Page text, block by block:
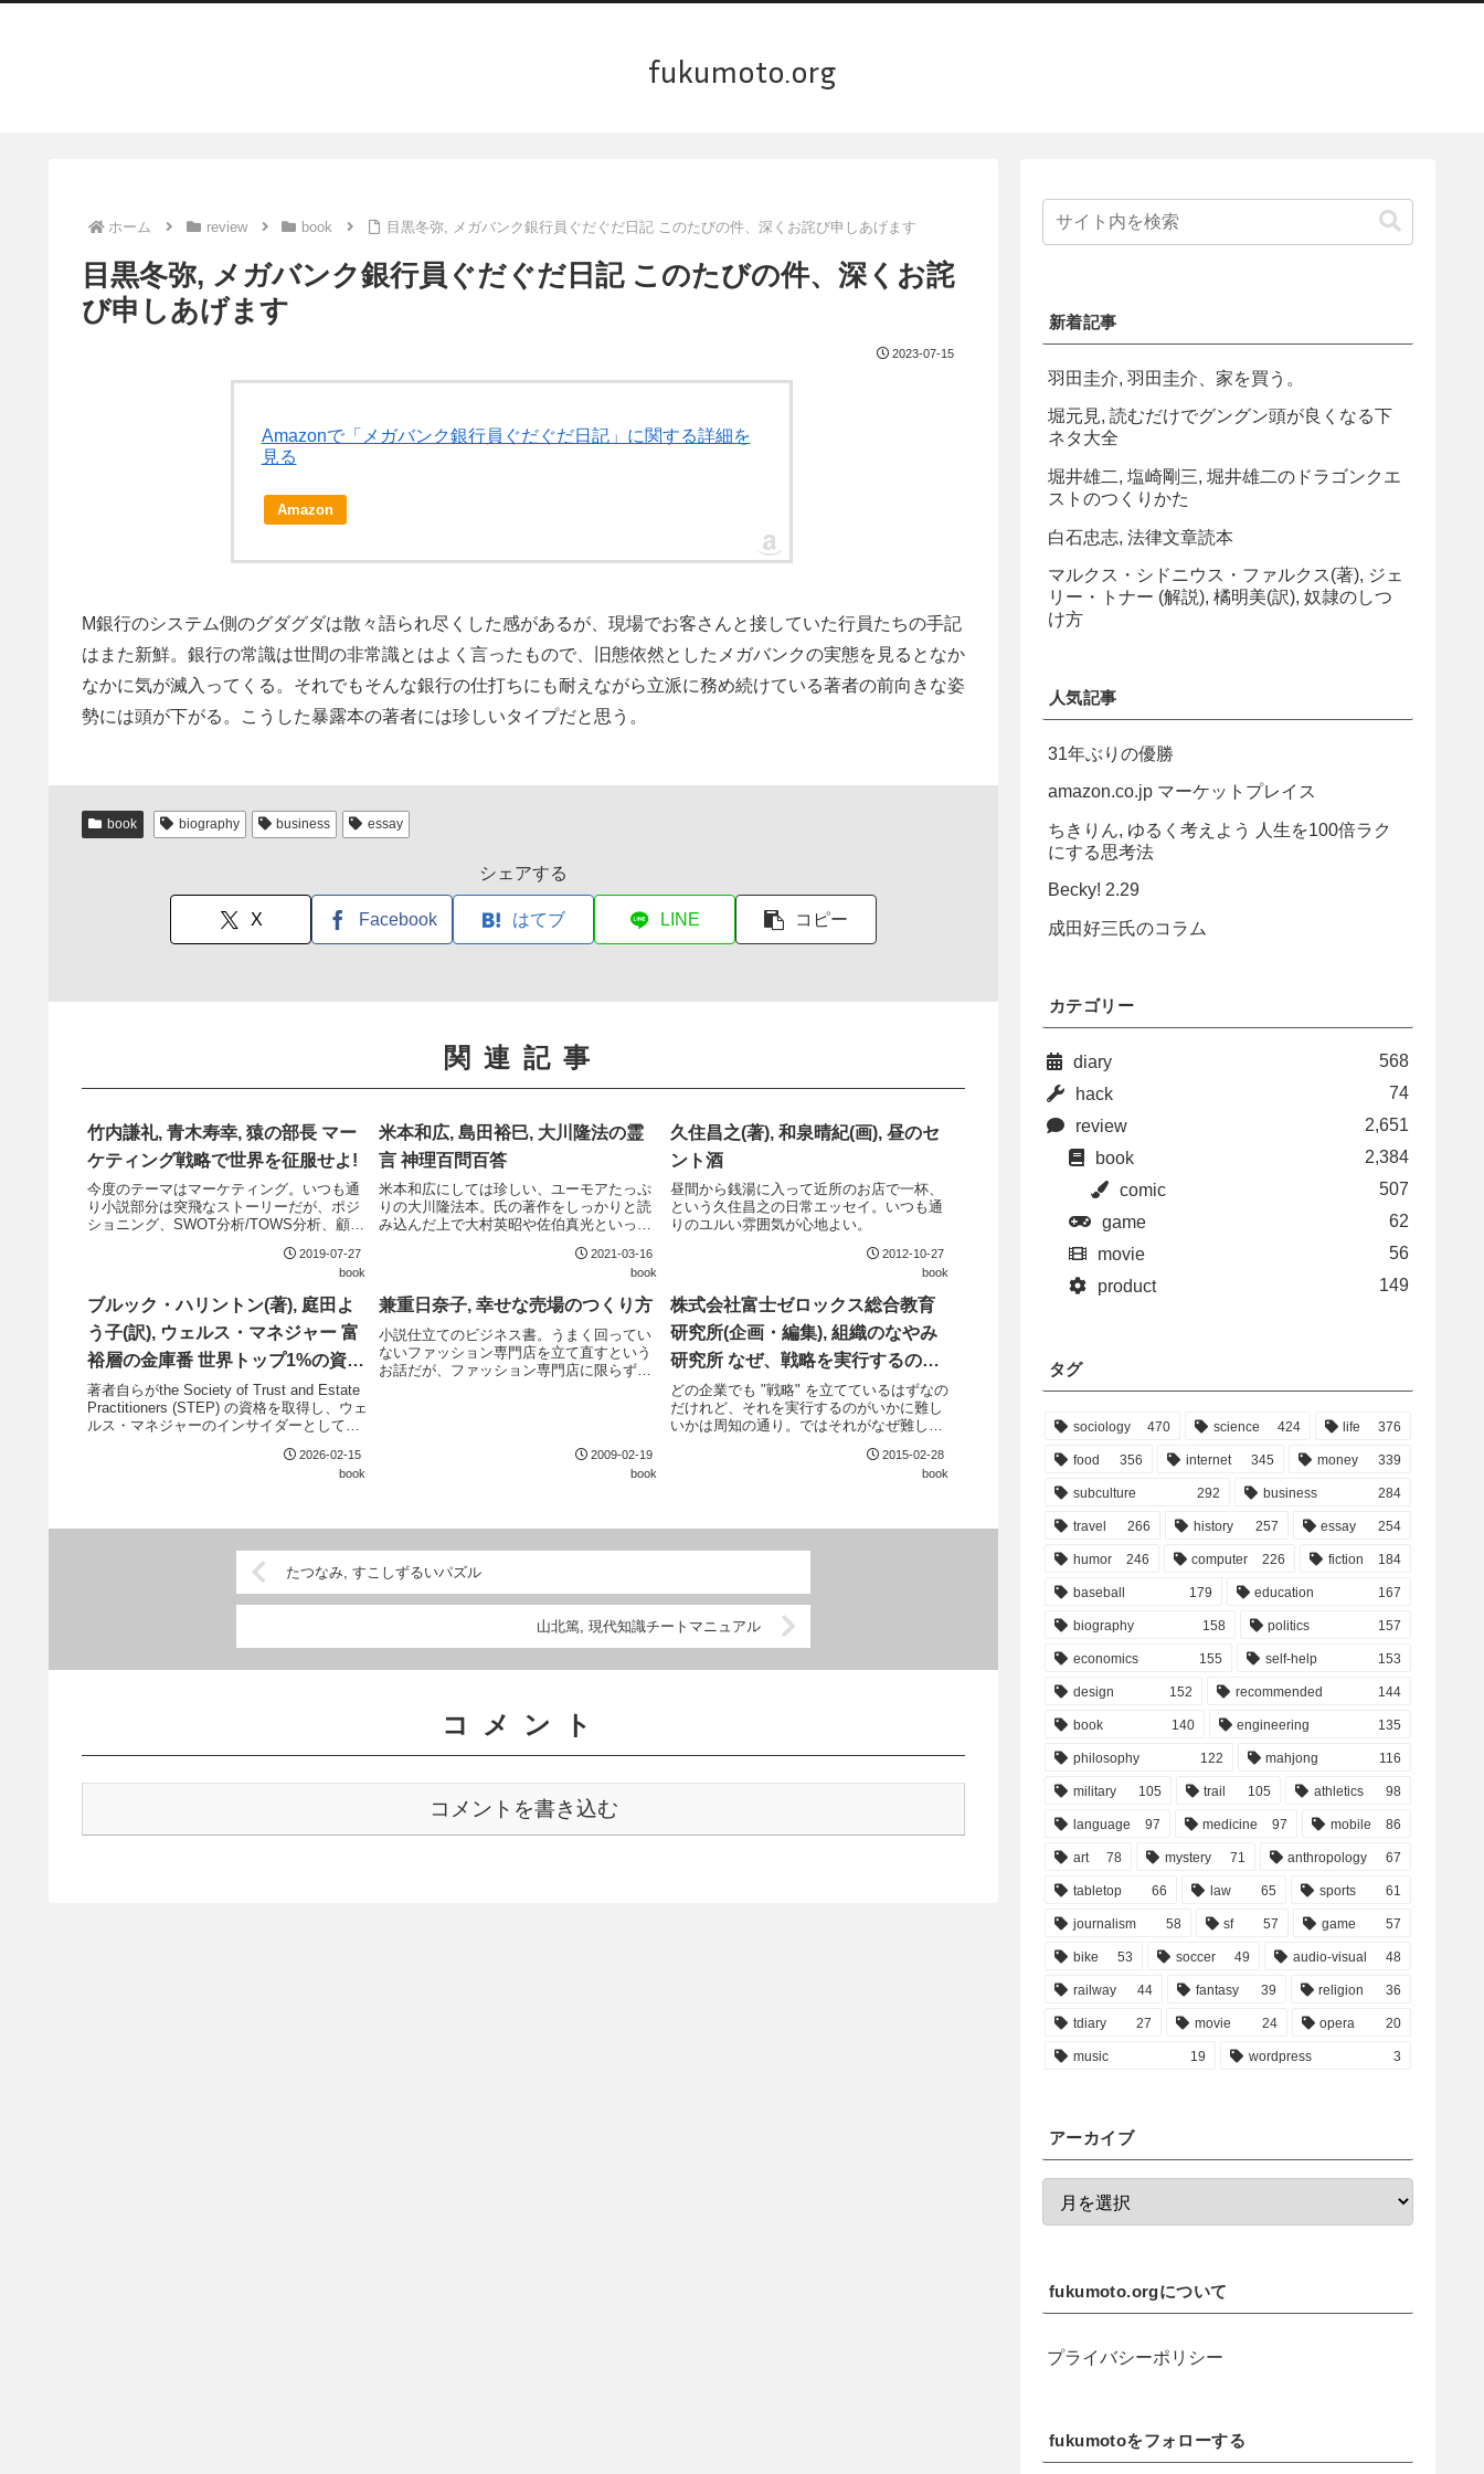
fukumoto.org
ホーム review book 目黒冬弥, メガバンク銀行員ぐだぐだ日記 このたびの件、深くお詫び申しあげます
目黒冬弥, メガバンク銀行員ぐだぐだ日記 このたびの件、深くお詫
び申しあげます
2023-07-15
Amazonで「メガバンク銀行員ぐだぐだ日記」に関する詳細を
見る
Amazon
M銀行のシステム側のグダグダは散々語られ尽くした感があるが、現場でお客さんと接していた行員たちの手記
はまた新鮮。銀行の常識は世間の非常識とはよく言ったもので、旧態依然としたメガバンクの実態を見るとなか
なかに気が滅入ってくる。それでもそんな銀行の仕打ちにも耐えながら立派に務め続けている著者の前向きな姿
勢には頭が下がる。こうした暴露本の著者には珍しいタイプだと思う。
book biography business essay
シェアする
X Facebook はてブ LINE コピー
関連記事
竹内謙礼, 青木寿幸, 猿の部長 マー
ケティング戦略で世界を征服せよ!
今度のテーマはマーケティング。いつも通
り小説部分は突飛なストーリーだが、ポジ
ショニング、SWOT分析/TOWS分析、顧客
一通り学べる構成になっているのはお見
2019-07-27
book
米本和広, 島田裕巳, 大川隆法の霊
言 神理百問百答
米本和広にしては珍しい、ユーモアたっぷ
りの大川隆法本。氏の著作をしっかりと読
み込んだ上で大村英昭や佐伯真光といった
がとしか言いようがない。島田裕巳による
大川隆法の出自からの心理分析は少々邪推
が過ぎるとは...
2021-03-16
book
久住昌之(著), 和泉晴紀(画), 昼のセ
ント酒
昼間から銭湯に入って近所のお店で一杯、
という久住昌之の日常エッセイ。いつも通
りのユルい雰囲気が心地よい。
2012-10-27
book
ブルック・ハリントン(著), 庭田よ
う子(訳), ウェルス・マネジャー 富
裕層の金庫番 世界トップ1%の資産
防衛
著者自らがthe Society of Trust and Estate
Practitioners (STEP) の資格を取得し、ウェ
ルス・マネジャーのインサイダーとして同
こうした同業のよしみを活かし...2026-02-15
book
兼重日奈子, 幸せな売場のつくり方
小説仕立てのビジネス書。うまく回ってい
ないファッション専門店を立て直すという
お話だが、ファッション専門店に限らず多
2009-02-19
book
株式会社富士ゼロックス総合教育
研究所(企画・編集), 組織のなやみ
研究所 なぜ、戦略を実行するのは
むずかしい?
どの企業でも "戦略" を立てているはずなの
だけれど、それを実行するのがいかに難し
いかは周知の通り。ではそれがなぜ難しい
略" の立て方を解説する本は多いが、その
実行の難しさを論じた本は意外に少ない。
2015-02-28
book
たつなみ, すこしずるいパズル
山北篤, 現代知識チートマニュアル
コメント
コメントを書き込む
新着記事
羽田圭介, 羽田圭介、家を買う。
堀元見, 読むだけでグングン頭が良くなる下
ネタ大全
堀井雄二, 塩崎剛三, 堀井雄二のドラゴンクエ
ストのつくりかた
白石忠志, 法律文章読本
マルクス・シドニウス・ファルクス(著), ジェ
リー・トナー (解説), 橘明美(訳), 奴隷のしつ
け方
人気記事
31年ぶりの優勝
amazon.co.jp マーケットプレイス
ちきりん, ゆるく考えよう 人生を100倍ラク
にする思考法
Becky! 2.29
成田好三氏のコラム
カテゴリー
diary
568
hack
74
review
2,651
book
2,384
comic
507
game
62
movie
56
product
149
タグ
sociology 470 science 424 life 376
food 356 internet 345 money 339
subculture 292 business 284
travel 266 history 257 essay 254
humor 246 computer 226 fiction 184
baseball 179 education 167
biography 158 politics 157
economics 155 self-help 153
design 152 recommended 144
book 140 engineering 135
philosophy 122 mahjong 116
military 105 trail 105 athletics 98
language 97 medicine 97 mobile 86
art 78 mystery 71 anthropology 67
tabletop 66 law 65 sports 61
journalism 58 sf 57 game 57
bike 53 soccer 49 audio-visual 48
railway 44 fantasy 39 religion 36
tdiary 27 movie 24 opera 20
music 19 wordpress 3
アーカイブ
fukumoto.orgについて
プライバシーポリシー
fukumotoをフォローする